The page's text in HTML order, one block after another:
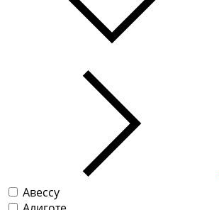
Авессу